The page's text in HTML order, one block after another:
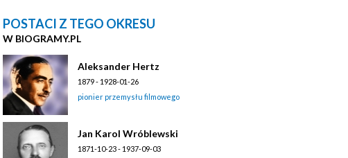
POSTACI Z TEGO OKRESU
W BIOGRAMY.PL
Aleksander Hertz
1879 - 1928-01-26
pionier przemysłu filmowego
Jan Karol Wróblewski
1871-10-23 - 1937-09-03